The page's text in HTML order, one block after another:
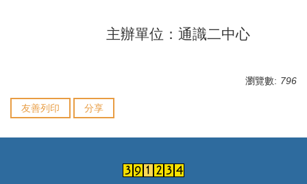
主辦單位：通識二中心
瀏覽數: 796
友善列印 分享